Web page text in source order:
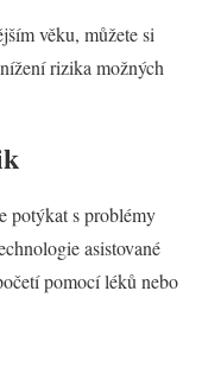
věku, můžete si
rizika možných
potýkat s problémy
asistované
pomocí léků nebo